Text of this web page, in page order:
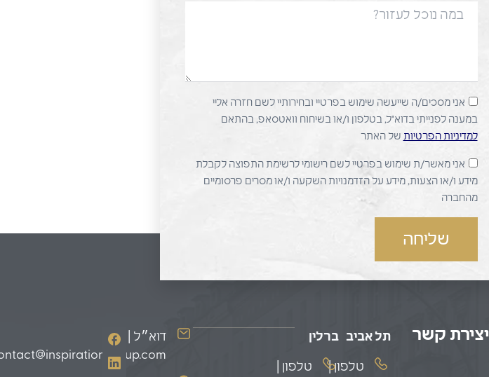
אני מסכים/ה שייעשה שימוש בפרטיי ובחירותיי לשם חזרה אליי
במענה לפנייתי בדוא"ל, בטלפון ו/או בשיחוח וואטסאפ, בהתאם
למדיניות הפרטיות של האתר
אני מאשר/ת שימוש בפרטיי לשם רישומי לרשימת התפוצה לקבלת
מידע ו/או הצעות, מידע על הזדמנויות השקעה ו/או מסרים פרסומיים
מהחברה
שליחה
יצירת קשר תל אביב
טלפון |
ברלין
טלפון |
דוא״ל |